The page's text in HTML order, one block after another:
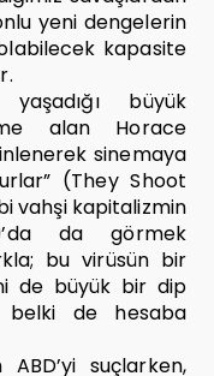
yeni dengelerin
kapasite
yaşadığı büyük
alan Horace
sinemaya
(They Shoot
vahşi kapitalizmin
da görmek
bu virüsün bir
de büyük bir dip
belki de hesaba
suçlarken,